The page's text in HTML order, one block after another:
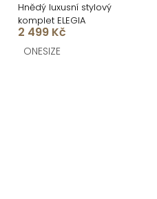
Hnědý luxusní stylový
komplet ELEGIA
2 499 Kč
ONESIZE